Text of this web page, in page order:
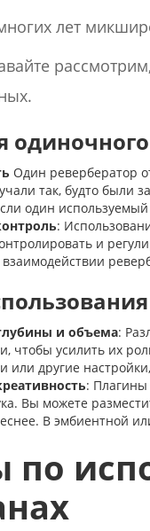
лет
Один ревербератор
так, будто были
один
:
и
взаимодействии
и объема:
чтобы усилить их
или другие
: Плагины
Вы можете
В эмбиентной
по